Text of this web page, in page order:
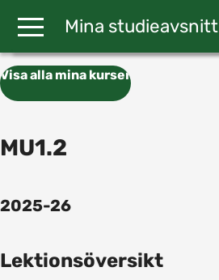
Mina studieavsnitt
Visa alla mina kurser
MU1.2
2025-26
Lektionsöversikt